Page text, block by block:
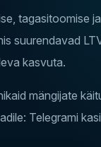
tagasitoomise
suurendavad
kasvuta.
mängijate
Telegrami